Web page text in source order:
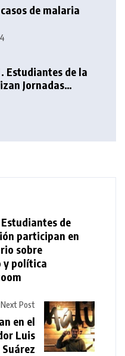
de malaria
. Estudiantes de la
Jornadas
Periodismo
Estudiantes de
participan en
sobre
y política
Next Post
en el
Luis
Suárez